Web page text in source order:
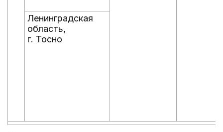
Ленинградская
область,
г. Тосно